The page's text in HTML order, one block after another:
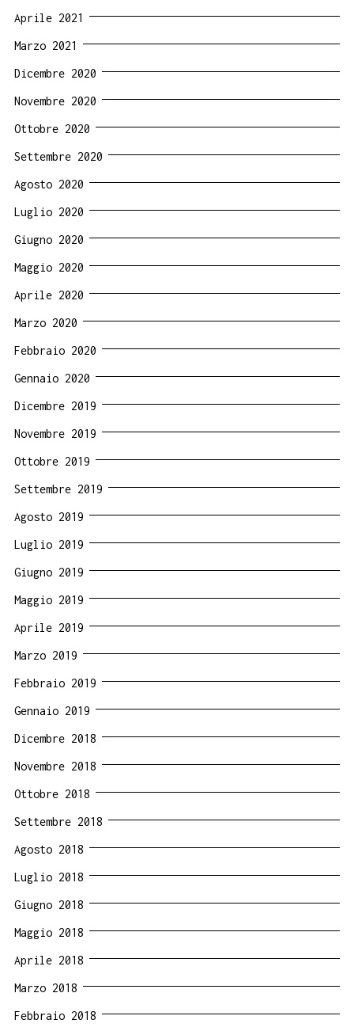
Aprile 2021
Marzo 2021
Dicembre 2020
Novembre 2020
Ottobre 2020
Settembre 2020
Agosto 2020
Luglio 2020
Giugno 2020
Maggio 2020
Aprile 2020
Marzo 2020
Febbraio 2020
Gennaio 2020
Dicembre 2019
Novembre 2019
Ottobre 2019
Settembre 2019
Agosto 2019
Luglio 2019
Giugno 2019
Maggio 2019
Aprile 2019
Marzo 2019
Febbraio 2019
Gennaio 2019
Dicembre 2018
Novembre 2018
Ottobre 2018
Settembre 2018
Agosto 2018
Luglio 2018
Giugno 2018
Maggio 2018
Aprile 2018
Marzo 2018
Febbraio 2018